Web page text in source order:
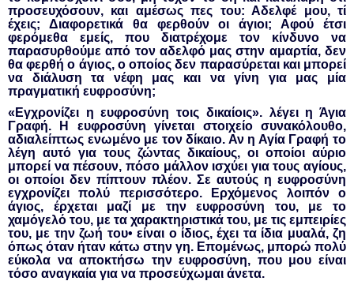
προσευχόσουν, και αμέσως πες του: Αδελφέ μου, τί
έχεις; Διαφορετικά θα φερθούν οι άγιοι; Αφού έτσι
φερόμεθα εμείς, που διατρέχομε τον κίνδυνο να
παρασυρθούμε από τον αδελφό μας στην αμαρτία, δεν
θα φερθή ο άγιος, ο οποίος δεν παρασύρεται και μπορεί
να διάλυση τα νέφη μας και να γίνη για μας μία
πραγματική ευφροσύνη;
«Εγχρονίζει η ευφροσύνη τοις δικαίοις». λέγει η Άγια
Γραφή. Η ευφροσύνη γίνεται στοιχείο συνακόλουθο,
αδιαλείπτως ενωμένο με τον δίκαιο. Αν η Αγία Γραφή το
λέγη αυτό για τους ζώντας δικαίους, οι οποίοι αύριο
μπορεί να πέσουν, πόσο μάλλον ισχύει για τους αγίους,
οι οποίοι δεν πίπτουν πλέον. Σε αυτούς η ευφροσύνη
εγχρονίζει πολύ περισσότερο. Ερχόμενος λοιπόν ο
άγιος, έρχεται μαζί με την ευφροσύνη του, με το
χαμόγελό του, με τα χαρακτηριστικά του, με τις εμπειρίες
του, με την ζωή του• είναι ο ίδιος, έχει τα ίδια μυαλά, ζη
όπως όταν ήταν κάτω στην γη. Επομένως, μπορώ πολύ
εύκολα να αποκτήσω την ευφροσύνη, που μου είναι
τόσο αναγκαία για να προσεύχωμαι άνετα.